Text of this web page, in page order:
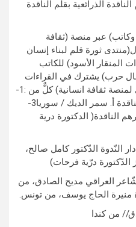
الذرائعية بقلم الناقدة
عبر منصة (ثقافة
ثورة قلم لبناء إنسان
المنقار الأسود) للكاتب
حرب) يشترك في القراءات
النقدية أعضاء (غرفة النقد الأدبي لمنصة ثقافة انسانية) كلٌّ من :1-
الناقدة د. عبير يحي / سوريا2- الناقدة أ. سمر الديك / سوريا3-
الناقدة( الدكتورة درية
النّدوة الدّكتور كامل صالح،
الدّكتورة درّية فرحات)
العراقي مديح الصادق، من
منيرة الحاج يوسف، من تونس.
من كندا